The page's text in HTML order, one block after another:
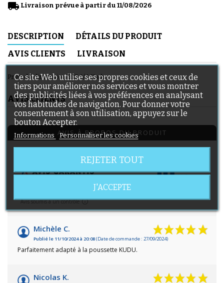
local_shipping Livraison prévue à partir du 11/08/2026
DESCRIPTION
DÉTAILS DU PRODUIT
AVIS CLIENTS
LIVRAISON
Pneu de dimension 9x2 1/4 Kudu
AVIS CLIENTS
AVIS À PROPOS DU PRODUIT
Avis soumis à un contrôle
10/10
Michèle C.
Publié le 11/10/2024 à 20:08(Date de commande : 27/09/2024)
Parfaitement adapté à la poussette KUDU.
Nicolas K.
Ce site Web utilise ses propres cookies et ceux de
tiers pour améliorer nos services et vous montrer
des publicités liées à vos préférences en analysant
vos habitudes de navigation. Pour donner votre
consentement à son utilisation, appuyez sur le
bouton Accepter.
Informations Personnaliser les cookies
REJETER TOUT
J'ACCEPTE